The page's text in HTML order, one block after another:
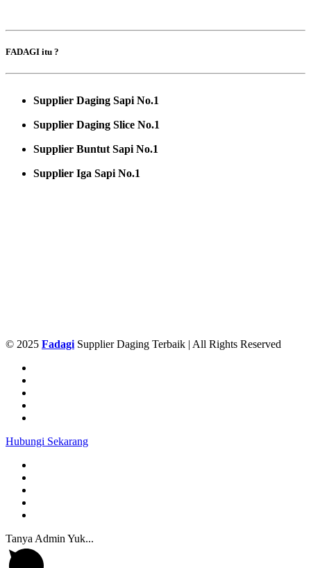
FADAGI itu ?
Supplier Daging Sapi No.1
Supplier Daging Slice No.1
Supplier Buntut Sapi No.1
Supplier Iga Sapi No.1
© 2025 FadagiSupplier Daging Terbaik | All Rights Reserved
Hubungi Sekarang
Tanya Admin Yuk...